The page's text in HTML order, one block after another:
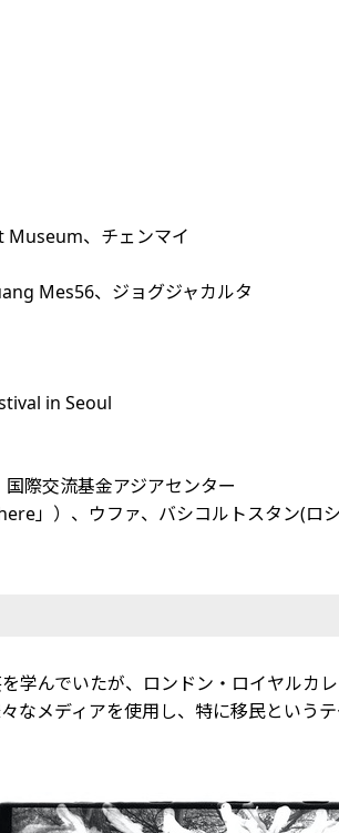
Museum、チェンマイ
Mes56、ジョグジャカルタ
in Seoul
際交流基金アジアセンター
」）、ウファ、バシコルトスタン(ロ
んでいたが、ロンドン・ロイヤルカ
メディアを使用し、特に移民という